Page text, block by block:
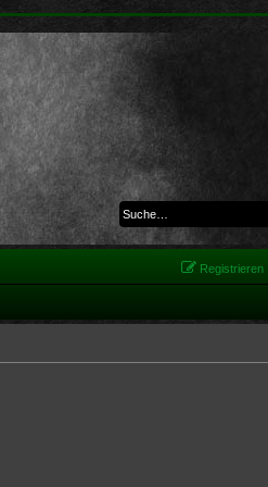
Registrieren